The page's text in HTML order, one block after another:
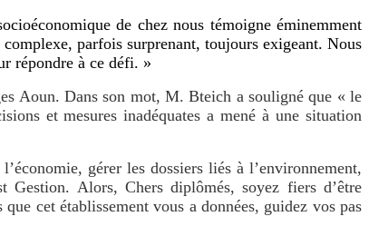
de chez nous témoigne éminemment
parfois surprenant, toujours exigeant. Nous
répondre à ce défi. »
Aoun. Dans son mot, M. Bteich a soulignéque « le
et mesures inadéquates a mené à une situation
gérer les dossiers liés à l’environnement,
Alors, Chers diplômés, soyez fiers d’être
cet établissement vous a données, guidez vos pas